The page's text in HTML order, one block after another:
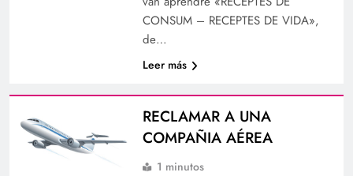
CONSUM – RECEPTES DE VIDA»,
de…
Leer más
RECLAMAR A UNA
COMPAÑIA AÉREA
1 minutos